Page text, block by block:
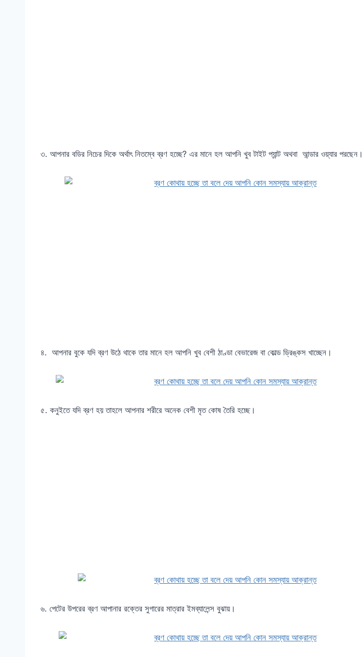
৩. আপনার বডির নিচের দিকে অর্থাৎ নিতম্বে ব্রণ হচ্ছে? এর মানে হল আপনি খুব টাইট প্যান্ট অথবা আন্ডার ওয়্যার পরছেন।
৪. আপনার বুকে যদি ব্রণ উঠে থাকে তার মানে হল আপনি খুব বেশী ঠাণ্ডা বেভারেজ বা কোল্ড ড্রিঙ্কস খাচ্ছেন।
৫. কনুইতে যদি ব্রণ হয় তাহলে আপনার শরীরে অনেক বেশী মৃত কোষ তৈরি হচ্ছে।
৬. পেটের উপরের ব্রণ আপানার রক্তের সুগারের মাত্রার ইমব্যালেন্স বুঝায়।